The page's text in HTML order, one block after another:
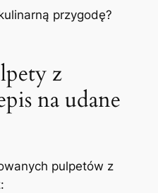
przygodę?
z
na udane
pulpetów z